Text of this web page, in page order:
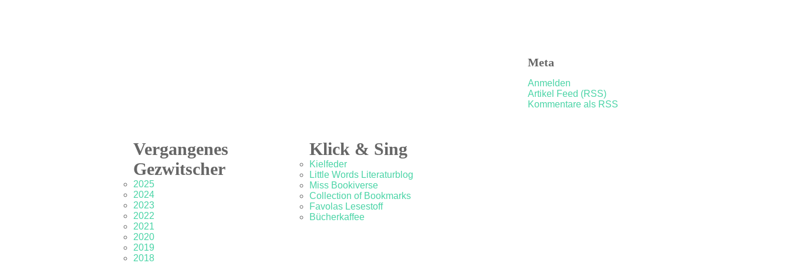
Meta
Anmelden
Artikel Feed (RSS)
Kommentare als RSS
Vergangenes
Gezwitscher
2025
2024
2023
2022
2021
2020
2019
2018
Klick & Sing
Kielfeder
Little Words Literaturblog
Miss Bookiverse
Collection of Bookmarks
Favolas Lesestoff
Bücherkaffee